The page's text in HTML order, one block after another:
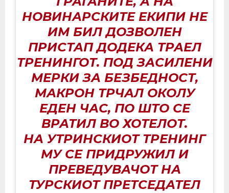
НОВИНАРСКИТЕ ЕКИПИ НЕ
ИМ БИЛ ДОЗВОЛЕН
ПРИСТАП ДОДЕКА ТРАЕЛ
ТРЕНИНГОТ. ПОД ЗАСИЛЕНИ
МЕРКИ ЗА БЕЗБЕДНОСТ,
МАКРОН ТРЧАЛ ОКОЛУ
ЕДЕН ЧАС, ПО ШТО СЕ
ВРАТИЛ ВО ХОТЕЛОТ.
НА УТРИНСКИОТ ТРЕНИНГ
МУ СЕ ПРИДРУЖИЛ И
ПРЕВЕДУВАЧОТ НА
ТУРСКИОТ ПРЕТСЕДАТЕЛ